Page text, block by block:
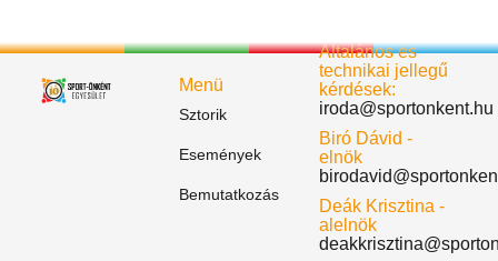
Menü
Sztorik
Események
Bemutatkozás
Általános és
technikai jellegű
kérdések:
iroda@sportonkent.hu
Biró Dávid -
elnök
Deák Krisztina -
alelnök